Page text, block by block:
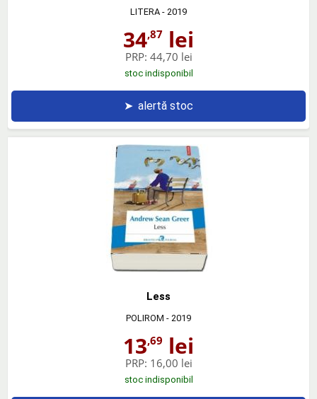
LITERA - 2019
34,87 lei
PRP: 44,70 lei
stoc indisponibil
➤ alertă stoc
Less
POLIROM - 2019
13,69 lei
PRP: 16,00 lei
stoc indisponibil